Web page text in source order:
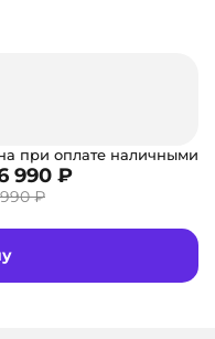
при оплате наличными
990 ₽
990 ₽